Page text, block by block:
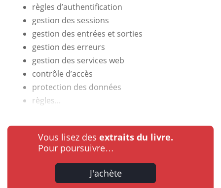
règles d’authentification
gestion des sessions
gestion des entrées et sorties
gestion des erreurs
gestion des services web
contrôle d’accès
protection des données
règles...
Vous lisez des extraits du livre.
Pour poursuivre…
J'achète